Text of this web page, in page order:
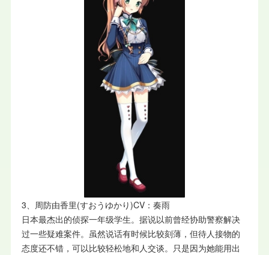
3、周防由香里(すおうゆかり)CV：奏雨
日本最杰出的侦探一年级学生。据说以前曾经协助警察解决
过一些疑难案件。虽然说话有时候比较刻薄，但待人接物的
态度还不错，可以比较轻松地和人交谈。只是因为她能用出